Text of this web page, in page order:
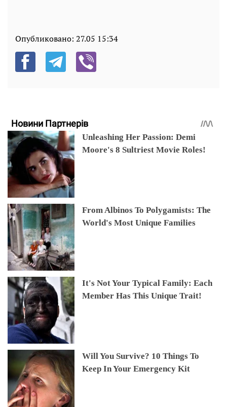
Опубликовано: 27.05 15:34